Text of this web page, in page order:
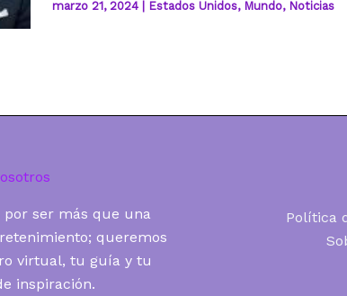
marzo 21, 2024 Estados Unidos, Mundo, Noticias
por ser más que una
queremos
virtual, tu guía y tu
inspiración.
Política